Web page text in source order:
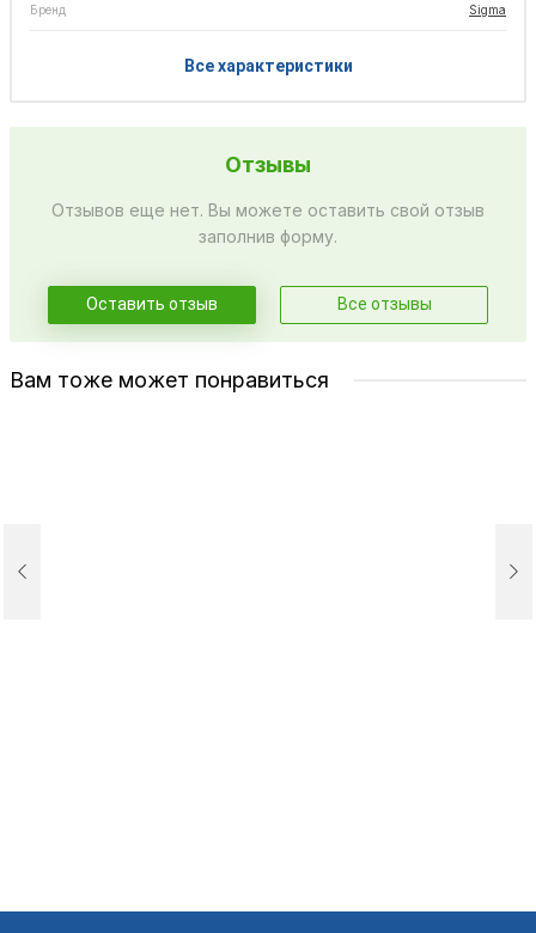
Бренд Sigma
Все характеристики
Отзывы
Отзывов еще нет. Вы можете оставить свой отзыв
заполнив форму.
Оставить отзыв Все отзывы
Вам тоже может понравиться